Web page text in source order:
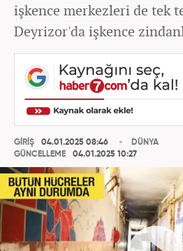
işkence merkezleri de tek
Deyrizor'da işkence
GİRİŞ
04.01.2025 08:46
GÜNCELLEME
04.01.2025 10:27
DÜNYA